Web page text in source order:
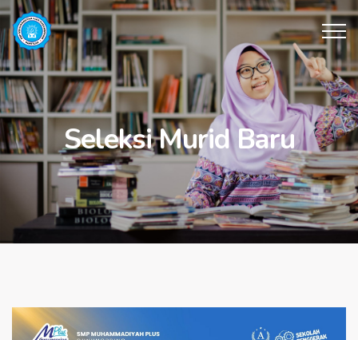
Seleksi Murid Baru